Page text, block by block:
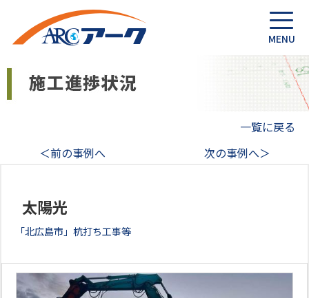
一覧に戻る
＜前の事例へ
次の事例へ＞
太陽光
「北広島市」杭打ち工事等